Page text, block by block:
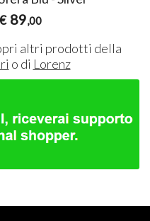
89,00
altri prodotti della
o di Lorenz